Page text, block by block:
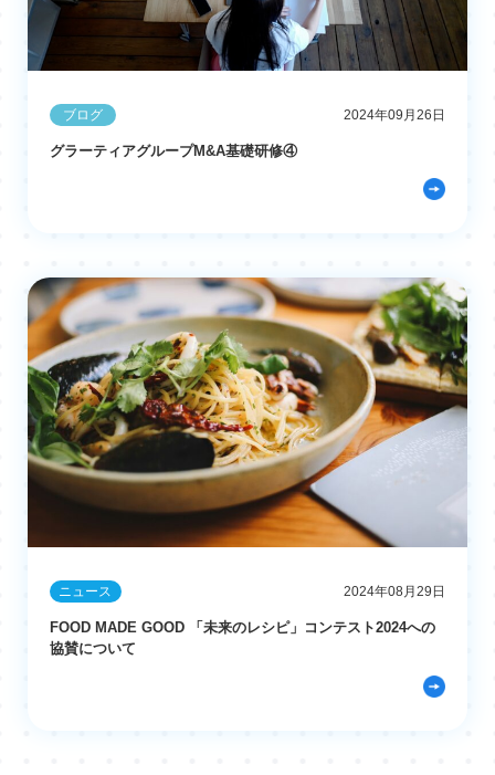
ブログ 2024年09月26日
グラーティアグループM&A基礎研修④
ニュース 2024年08月29日
FOOD MADE GOOD 「未来のレシピ」コンテスト2024への
協賛について